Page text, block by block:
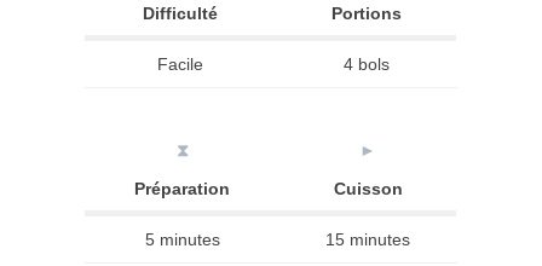
Difficulté
Portions
Facile 4 bols
⧗
Préparation
►
Cuisson
5 minutes 15 minutes